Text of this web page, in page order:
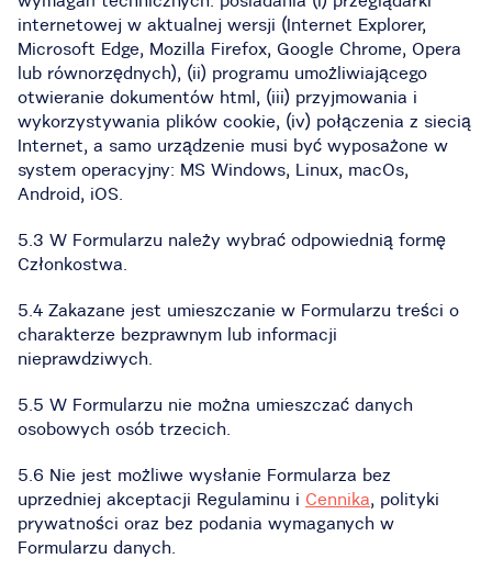
internetowej w aktualnej wersji (Internet Explorer,
Microsoft Edge, Mozilla Firefox, Google Chrome, Opera
lub równorzędnych), (ii) programu umożliwiającego
otwieranie dokumentów html, (iii) przyjmowania i
wykorzystywania plików cookie, (iv) połączenia z siecią
Internet, a samo urządzenie musi być wyposażone w
system operacyjny: MS Windows, Linux, macOs,
Android, iOS.
5.3 W Formularzu należy wybrać odpowiednią formę
Członkostwa.
5.4 Zakazane jest umieszczanie w Formularzu treści o
charakterze bezprawnym lub informacji
nieprawdziwych.
5.5 W Formularzu nie można umieszczać danych
osobowych osób trzecich.
5.6 Nie jest możliwe wysłanie Formularza bez
uprzedniej akceptacji Regulaminu i Cennika, polityki
prywatności oraz bez podania wymaganych w
Formularzu danych.